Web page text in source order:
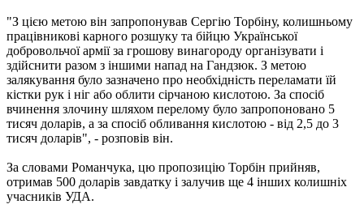
"З цією метою він запропонував Сергію Торбіну, колишньому
працівникові карного розшуку та бійцю Української
добровольчої армії за грошову винагороду організувати і
здійснити разом з іншими напад на Гандзюк. З метою
залякування було зазначено про необхідність переламати їй
кістки рук і ніг або облити сірчаною кислотою. За спосіб
вчинення злочину шляхом перелому було запропоновано 5
тисяч доларів, а за спосіб обливання кислотою - від 2,5 до 3
тисяч доларів", - розповів він.
За словами Романчука, цю пропозицію Торбін прийняв,
отримав 500 доларів завдатку і залучив ще 4 інших колишніх
учасників УДА.